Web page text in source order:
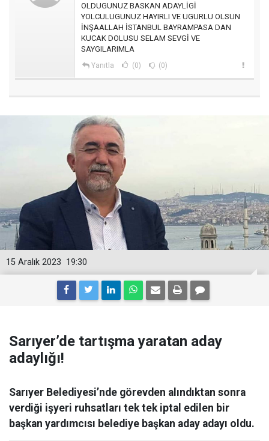
OLDUGUNUZ BASKAN ADAYLİGİ
YOLCULUGUNUZ HAYIRLI VE UGURLU OLSUN
İNŞAALLAH İSTANBUL BAYRAMPASA DAN
KUCAK DOLUSU SELAM SEVGİ VE
SAYGILARIMLA
Yanıtla (0) (0)
19:30
15 Aralık 2023
Sarıyer’de tartışma yaratan aday
adaylığı!
Sarıyer Belediyesi’nde görevden alındıktan sonra
verdiği işyeri ruhsatları tek tek iptal edilen bir
başkan yardımcısı belediye başkan aday adayı oldu.